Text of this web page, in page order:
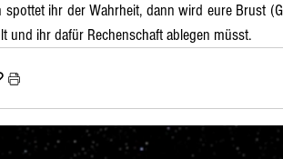
und ihr dafür Rechenschaft ablegen müsst.